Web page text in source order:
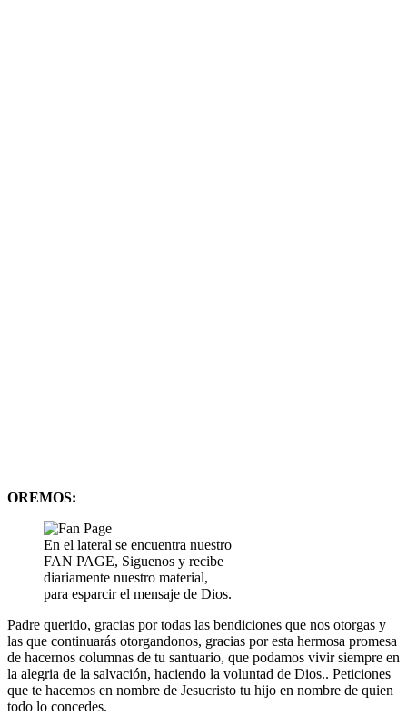
OREMOS:
En el lateral se encuentra nuestro
FAN PAGE, Siguenos y recibe
diariamente nuestro material,
para esparcir el mensaje de Dios.
Padre querido, gracias por todas las bendiciones que nos otorgas y
las que continuarás otorgandonos, gracias por esta hermosa promesa
de hacernos columnas de tu santuario, que podamos vivir siempre en
la alegria de la salvación, haciendo la voluntad de Dios.. Peticiones
que te hacemos en nombre de Jesucristo tu hijo en nombre de quien
todo lo concedes.